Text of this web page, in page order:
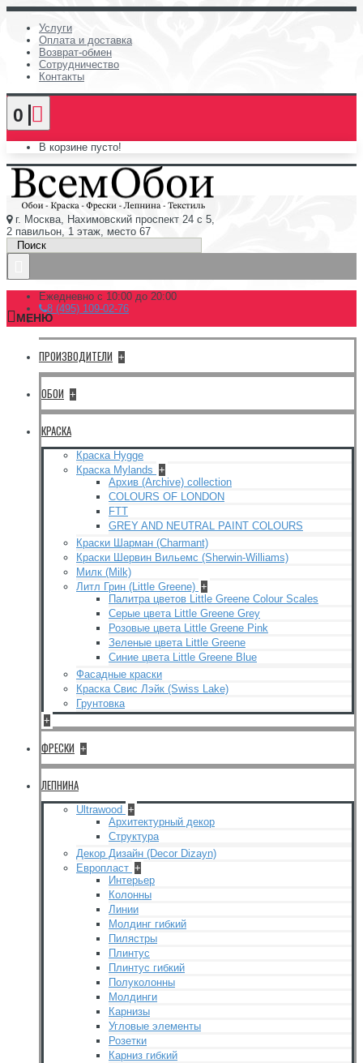
Услуги
Оплата и доставка
Возврат-обмен
Сотрудничество
Контакты
0
В корзине пусто!
г. Москва, Нахимовский проспект 24 с 5,
2 павильон, 1 этаж, место 67
Ежедневно с 10:00 до 20:00
8 (495) 109-02-76
МЕНЮ
ПРОИЗВОДИТЕЛИ +
ОБОИ +
КРАСКА
Краска Hygge
Краска Mylands +
Архив (Archive) collection
COLOURS OF LONDON
FTT
GREY AND NEUTRAL PAINT COLOURS
Краски Шарман (Charmant)
Краски Шервин Вильемс (Sherwin-Williams)
Милк (Milk)
Литл Грин (Little Greene) +
Палитра цветов Little Greene Colour Scales
Серые цвета Little Greene Grey
Розовые цвета Little Greene Pink
Зеленые цвета Little Greene
Синие цвета Little Greene Blue
Фасадные краски
Краска Свис Лэйк (Swiss Lake)
Грунтовка
+
ФРЕСКИ +
ЛЕПНИНА
Ultrawood +
Архитектурный декор
Структура
Декор Дизайн (Decor Dizayn)
Европласт +
Интерьер
Колонны
Линии
Молдинг гибкий
Пилястры
Плинтус
Плинтус гибкий
Полуколонны
Молдинги
Карнизы
Угловые элементы
Розетки
Карниз гибкий